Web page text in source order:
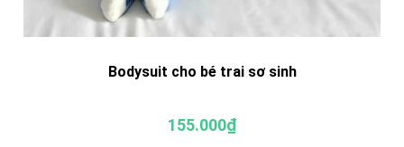
Bodysuit cho bé trai sơ sinh
155.000₫